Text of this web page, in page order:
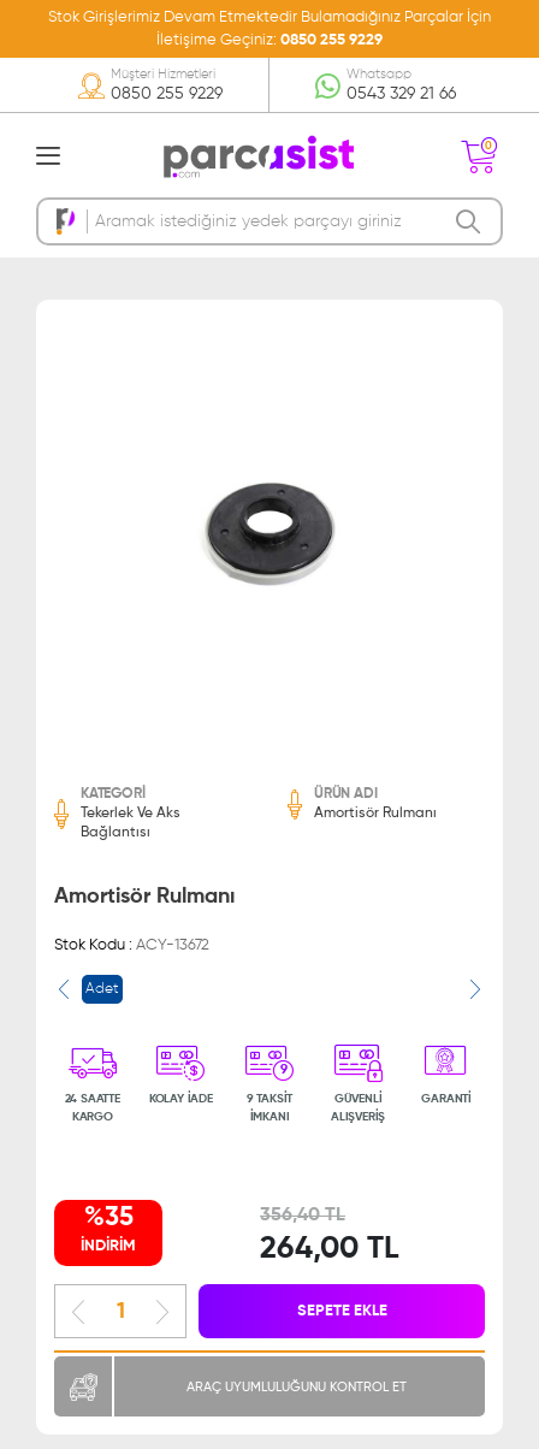
Stok Girişlerimiz Devam Etmektedir Bulamadığınız Parçalar İçin
İletişime Geçiniz: 0850 255 9229
0850 255 9229
Müşteri Hizmetleri
0543 329 21 66
Whatsapp
0
Sepetinizde Ürün
KATEGORİ
Tekerlek Ve Aks
Bağlantısı
ÜRÜN ADI
Amortisör Rulmanı
Amortisör Rulmanı
Stok Kodu : ACY-13672
Adet
24 SAATTE
KARGO
KOLAY İADE
9
9 TAKSİT
İMKANI
GÜVENLİ
ALIŞVERİŞ
GARANTİ
%35
İNDİRİM
356,40 TL
264,00 TL
SEPETE EKLE
ARAÇ UYUMLULUĞUNU KONTROL ET